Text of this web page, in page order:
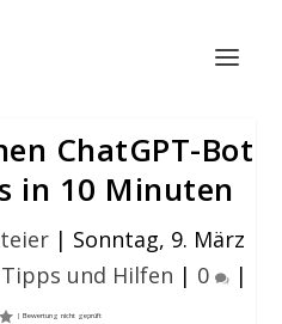
ChatGPT-Bot
in 10 Minuten
| Sonntag, 9. März
Tipps und Hilfen | 0 |